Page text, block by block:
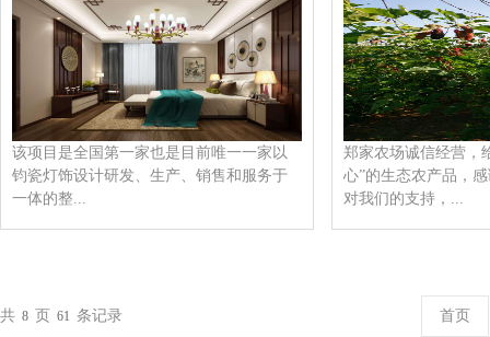
该项目是全国第一家也是目前唯一一家以
钧瓷灯饰设计研发、生产、销售和服务于
一体的整...
郑家农场诚信经营，
心”的生态农产品，
对我们的支持，...
共 8 页 61 条记录 首页